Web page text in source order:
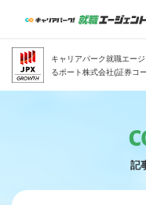
キャリアパーク就職エー
るポート株式会社(証券コ
記